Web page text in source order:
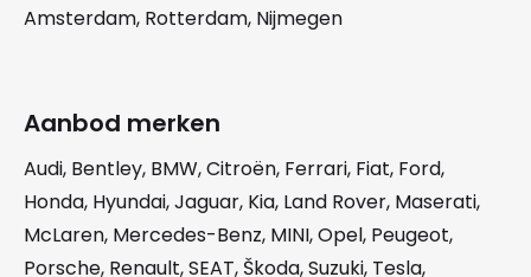
Amsterdam, Rotterdam, Nijmegen
Aanbod merken
Audi, Bentley, BMW,Citroën, Ferrari, Fiat, Ford,
Honda, Hyundai,Jaguar, Kia, Land Rover, Maserati,
McLaren, Mercedes-Benz, MINI,Opel, Peugeot,
Porsche, Renault,SEAT, Škoda,Suzuki, Tesla,